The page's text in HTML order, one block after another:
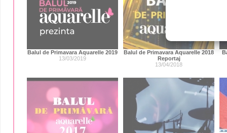
Balul de Primavara Aquarelle 2019
13/03/2019
Balul de Primavara Aquarelle 2018
Reportaj
13/04/2018